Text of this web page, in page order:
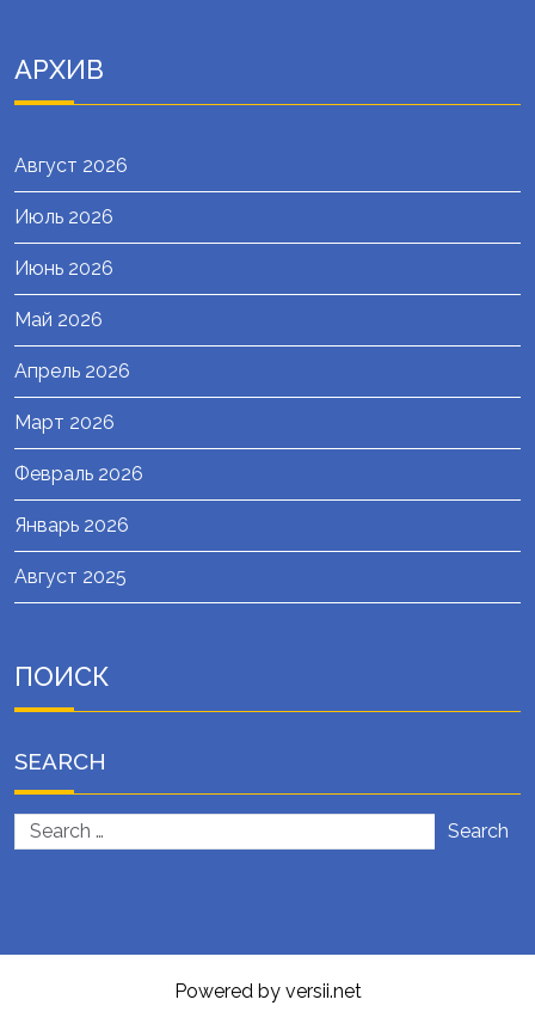
АРХИВ
Август 2026
Июль 2026
Июнь 2026
Май 2026
Апрель 2026
Март 2026
Февраль 2026
Январь 2026
Август 2025
ПОИСК
SEARCH
Search
Powered by versii.net